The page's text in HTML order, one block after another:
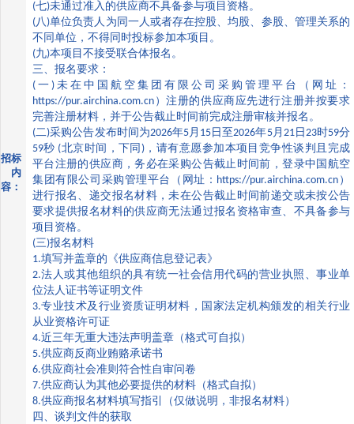
招标
内
容：
(七)未通过准入的供应商不具备参与项目资格。
(八)单位负责人为同一人或者存在控股、均股、参股、管理关系的
不同单位，不得同时投标参加本项目。
(九)本项目不接受联合体报名。
三、报名要求：
( 一 ) 未在中国航空集团有限公司采购管理平台（网址：
https://pur.airchina.com.cn ）注册的供应商应先进行注册并按要求
完善注册材料，并于公告截止时间前完成注册审核并报名。
(二)采购公告发布时间为2026年5月 15 日至2026年5月 21日 23时59分
59秒 (北京时间，下同 )，请有意愿参加本项目竞争性谈判且完成
平台注册的供应商，务必在采购公告截止时间前，登录中国航空
集团有限公司采购管理平台（网址： https://pur.airchina.com.cn ）
进行报名、递交报名材料，未在公告截止时间前递交或未按公告
要求提供报名材料的供应商无法通过报名资格审查、不具备参与
项目资格。
(三)报名材料
1.填写并盖章的《供应商信息登记表》
2.法人或其他组织的具有统一社会信用代码的营业执照、事业单
位法人证书等证明文件
3.专业技术及行业资质证明材料，国家法定机构颁发的相关行业
从业资格许可证
4.近三年无重大违法声明盖章（格式可自拟）
5.供应商反商业贿赂承诺书
6.供应商社会准则符合性自审问卷
7.供应商认为其他必要提供的材料（格式自拟）
8.供应商报名材料填写指引（仅做说明，非报名材料）
四、谈判文件的获取